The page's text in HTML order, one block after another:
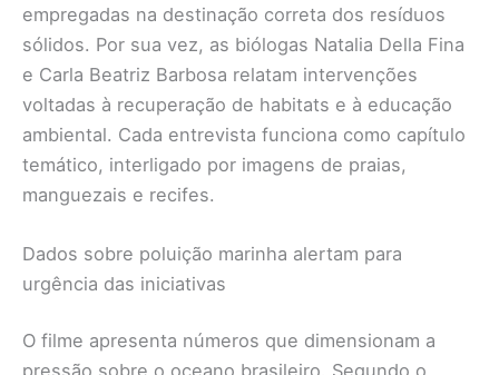
empregadas na destinação correta dos resíduos
sólidos. Por sua vez, as biólogas Natalia Della Fina
e Carla Beatriz Barbosa relatam intervenções
voltadas à recuperação de habitats e à educação
ambiental. Cada entrevista funciona como capítulo
temático, interligado por imagens de praias,
manguezais e recifes.
Dados sobre poluição marinha alertam para
urgência das iniciativas
O filme apresenta números que dimensionam a